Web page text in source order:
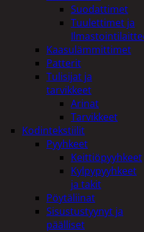
Suodattimet
Tuulettimet ja
Kaasulämmittimet
Patterit
Tulisijat ja
tarvikkeet
Arinat
Tarvikkeet
Kodintekstiilit
Pyyhkeet
Keittiöpyyhkeet
Kylpypyyhkeet
ja takit
Pöytäliinat
Sisustustyynyt ja
päälliset